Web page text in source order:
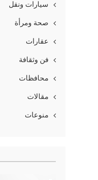
سيارات ونقل
صحة ومرأة
عقارات
فن وثقافة
محافظات
مقالات
منوعات